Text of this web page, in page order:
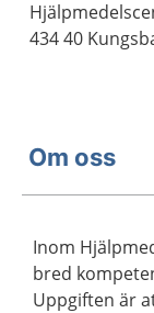
434 40
Om oss
Inom
bred
Uppgiften är